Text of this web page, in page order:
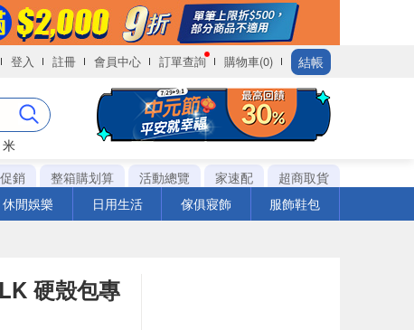
登入 註冊 會員中心 訂單查詢 購物車(0) 結帳
米
銷 整箱購划算 活動總覽 家速配
超商取貨
休閒娛樂 日用生活 傢俱寢飾 服飾鞋包
硬殼包專